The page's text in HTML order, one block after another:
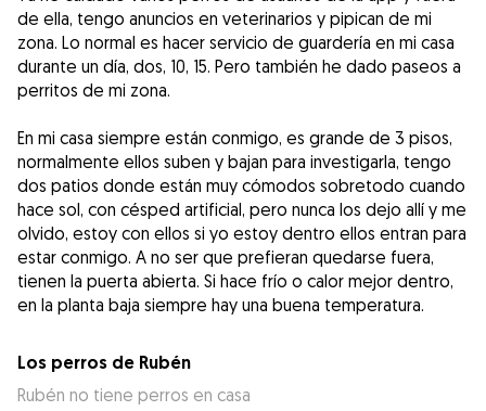
de ella, tengo anuncios en veterinarios y pipican de mi
zona. Lo normal es hacer servicio de guardería en mi casa
durante un día, dos, 10, 15. Pero también he dado paseos a
perritos de mi zona.
En mi casa siempre están conmigo, es grande de 3 pisos,
normalmente ellos suben y bajan para investigarla, tengo
dos patios donde están muy cómodos sobretodo cuando
hace sol, con césped artificial, pero nunca los dejo allí y me
olvido, estoy con ellos si yo estoy dentro ellos entran para
estar conmigo. A no ser que prefieran quedarse fuera,
tienen la puerta abierta. Si hace frío o calor mejor dentro,
en la planta baja siempre hay una buena temperatura.
Los perros de Rubén
Rubén no tiene perros en casa